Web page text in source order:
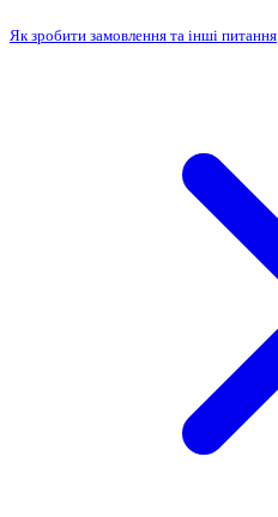
Як зробити замовлення та інші питання